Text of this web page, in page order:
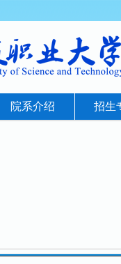
院系介绍 招生